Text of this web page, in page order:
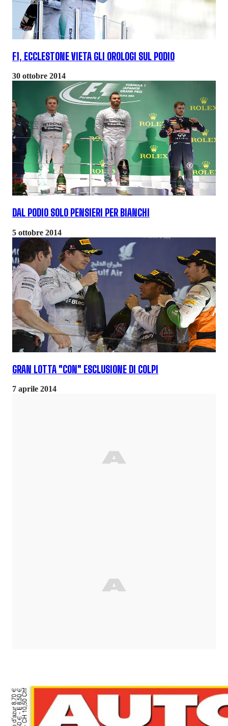
F1, ECCLESTONE VIETA GLI OROLOGI SUL PODIO
30 ottobre 2014
DAL PODIO SOLO PENSIERI PER BIANCHI
5 ottobre 2014
GRAN LOTTA "CON" ESCLUSIONE DI COLPI
7 aprile 2014